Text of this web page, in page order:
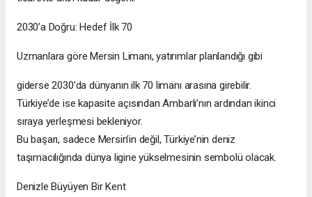
2030’a Doğru: Hedef İlk 70
Uzmanlara göre Mersin Limanı, yatırımlar planlandığı gibi
giderse 2030’da dünyanın ilk 70 limanı arasına girebilir.
Türkiye’de ise kapasite açısından Ambarlı’nın ardından ikinci
sıraya yerleşmesi bekleniyor.
Bu başarı, sadece Mersin’in değil, Türkiye’nin deniz
taşımacılığında dünya ligine yükselmesinin sembolü olacak.
Denizle Büyüyen Bir Kent